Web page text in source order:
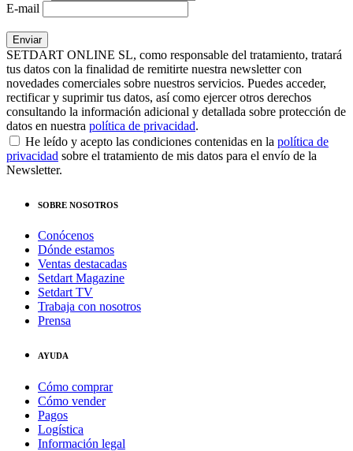
E-mail
SETDART ONLINE SL, como responsable del tratamiento, tratará
tus datos con la finalidad de remitirte nuestra newsletter con
novedades comerciales sobre nuestros servicios. Puedes acceder,
rectificar y suprimir tus datos, así como ejercer otros derechos
consultando la información adicional y detallada sobre protección de
datos en nuestra política de privacidad.
He leído y acepto las condiciones contenidas en la política de
privacidad sobre el tratamiento de mis datos para el envío de la
Newsletter.
SOBRE NOSOTROS
Conócenos
Dónde estamos
Ventas destacadas
Setdart Magazine
Setdart TV
Trabaja con nosotros
Prensa
AYUDA
Cómo comprar
Cómo vender
Pagos
Logística
Información legal